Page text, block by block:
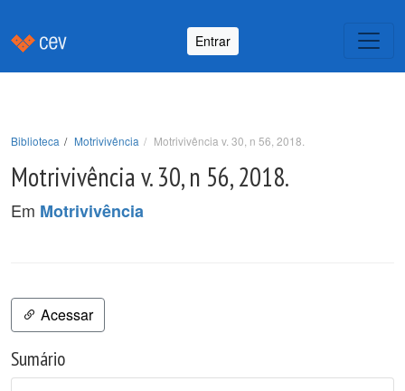
Entrar
Biblioteca Motrivivência Motrivivência v. 30, n 56, 2018.
Motrivivência v. 30, n 56, 2018.
Em Motrivivência
Acessar
Sumário